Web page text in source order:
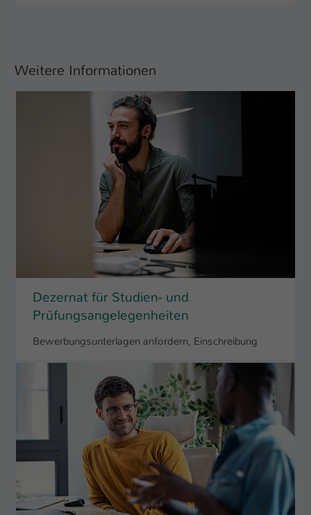
Weitere Informationen
Dezernat für Studien- und
Prüfungsangelegenheiten
Bewerbungsunterlagen anfordern, Einschreibung